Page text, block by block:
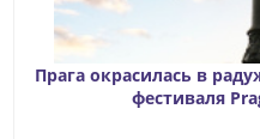
Прага окрасилась в
фестиваля